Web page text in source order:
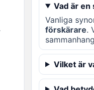
Vad är en
Vanliga
förskärare.
Vilket är